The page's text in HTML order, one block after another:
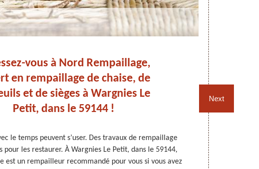
vous à Nord Rempaillage,
en rempaillage de chaise, de
et de sièges à Wargnies Le
Petit, dans le 59144 !
le temps peuvent s’user. Des travaux de rempaillage
pour les restaurer. À Wargnies Le Petit, dans le 59144,
est un rempailleur recommandé pour vous si vous avez
Next